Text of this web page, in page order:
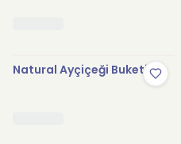
Natural Ayçiçeği Buketi